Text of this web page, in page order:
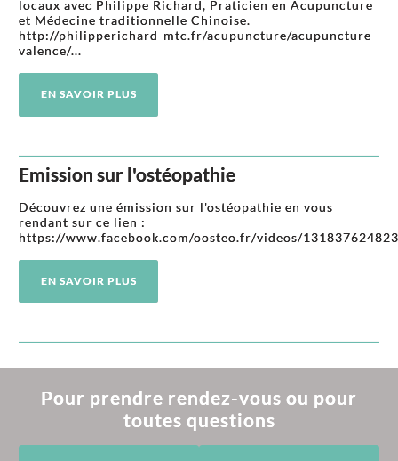
locaux avec Philippe Richard, Praticien en Acupuncture
et Médecine traditionnelle Chinoise.
http://philipperichard-mtc.fr/acupuncture/acupuncture-
valence/...
EN SAVOIR PLUS
Emission sur l'ostéopathie
Découvrez une émission sur l'ostéopathie en vous
rendant sur ce lien :
https://www.facebook.com/oosteo.fr/videos/
EN SAVOIR PLUS
Pour prendre rendez-vous ou pour
toutes questions